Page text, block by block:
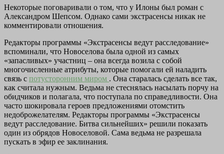
Некоторые поговаривали о том, что у Илоны был роман с
Александром Шепсом. Однако сами экстрасенсы никак не
комментировали отношения.
Редакторы программы «Экстрасенсы ведут расследование»
вспоминали, что Новоселова была одной из самых
«запасливых» участниц – она всегда возила с собой
многочисленные атрибуты, которые помогали ей наладить
связь с потусторонним миром . Она старалась сделать все так,
как считала нужным. Ведьма не стеснялась насылать порчу на
обидчиков и полагала, что поступала по справедливости. Она
часто шокировала героев предложениями отомстить
недоброжелателям. Редакторы программы «Экстрасенсы
ведут расследование. Битва сильнейших» решили показать
один из обрядов Новоселовой. Сама ведьма не разрешала
пускать в эфир ее заклинания.